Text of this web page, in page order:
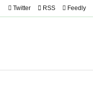


Twitter  RSS Feedly